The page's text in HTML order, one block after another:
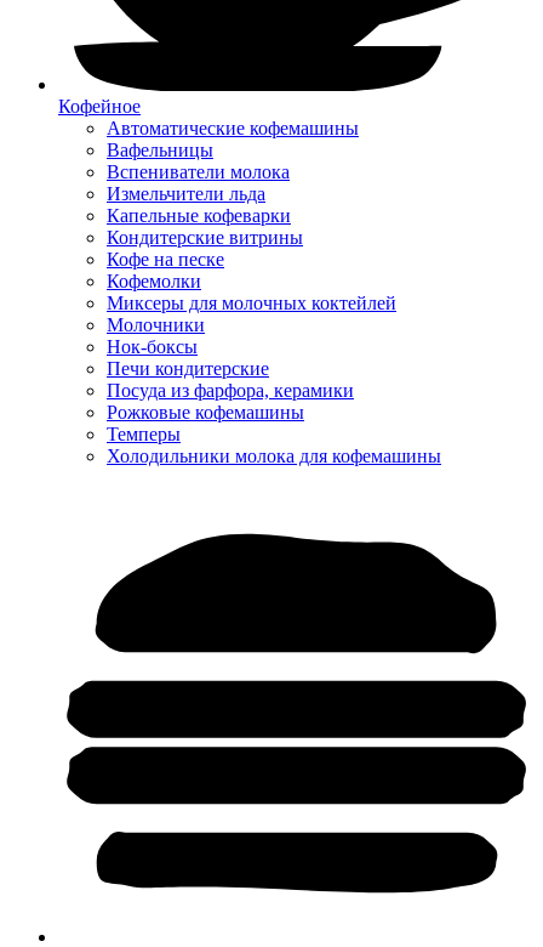
Кофейное
Автоматические кофемашины
Вафельницы
Вспениватели молока
Измельчители льда
Капельные кофеварки
Кондитерские витрины
Кофе на песке
Кофемолки
Миксеры для молочных коктейлей
Молочники
Нок-боксы
Печи кондитерские
Посуда из фарфора, керамики
Рожковые кофемашины
Темперы
Холодильники молока для кофемашины